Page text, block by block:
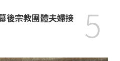
後宗教團體夫婦接
5